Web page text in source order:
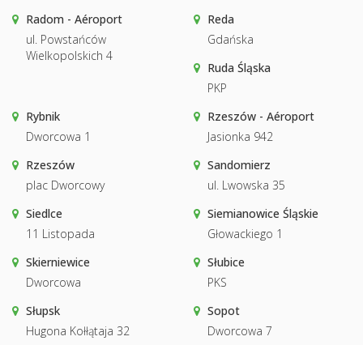
Radom - Aéroport
ul. Powstańców
Wielkopolskich 4
Reda
Gdańska
Ruda Śląska
PKP
Rybnik
Dworcowa 1
Rzeszów - Aéroport
Jasionka 942
Rzeszów
plac Dworcowy
Sandomierz
ul. Lwowska 35
Siedlce
11 Listopada
Siemianowice Śląskie
Głowackiego 1
Skierniewice
Dworcowa
Słubice
PKS
Słupsk
Hugona Kołłątaja 32
Sopot
Dworcowa 7